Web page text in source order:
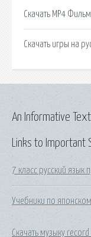
Скачать MP4
Скачать игры на
Links to Important
7 класс русский язык
Учебники по
Скачать музыку record
An Informative